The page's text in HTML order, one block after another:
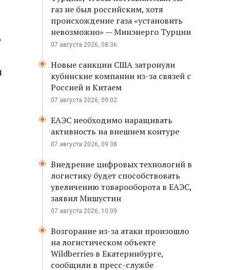
газ не был российским, хотя
происхождение газа «установить
невозможно» — Минэнерго Турции
07 августа 2026, 08:36
Новые санкции США затронули
кубинские компании из-за связей с
Россией и Китаем
07 августа 2026, 09:02
ЕАЭС необходимо наращивать
активность на внешнем контуре
07 августа 2026, 09:38
Внедрение цифровых технологий в
логистику будет способствовать
увеличению товарооборота в ЕАЭС,
заявил Мишустин
07 августа 2026, 10:09
Возгорание из-за атаки произошло
на логистическом объекте
Wildberries в Екатеринбурге,
сообщили в пресс-службе